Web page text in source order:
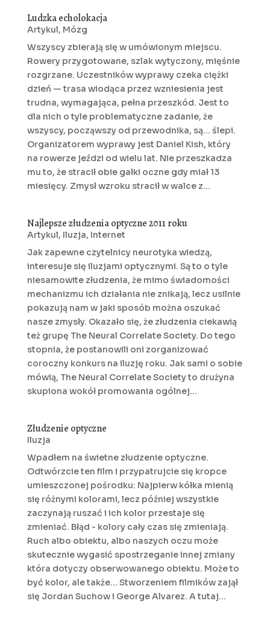
Ludzka echolokacja
Artykul, Mózg
Wszyscy zbierają się w umówionym miejscu.
Rowery przygotowane, szlak wytyczony, mięśnie
rozgrzane. Uczestników wyprawy czeka ciężki
dzień — trasa wiodąca przez wzniesienia jest
trudna, wymagająca, pełna przeszkód. Jest to
dla nich o tyle problematyczne zadanie, że
wszyscy, począwszy od przewodnika, są... ślepi.
Organizatorem wyprawy jest Daniel Kish, który
na rowerze jeździ od wielu lat. Nie przeszkadza
mu to, że stracił obie gałki oczne gdy miał 13
miesięcy. Zmysł wzroku stracił w walce z...
Najlepsze złudzenia optyczne 2011 roku
Artykul, Iluzja, Internet
Jak zapewne czytelnicy neurotyka wiedzą,
interesuje się iluzjami optycznymi. Są to o tyle
niesamowite złudzenia, że mimo świadomości
mechanizmu ich działania nie znikają, lecz usilnie
pokazują nam w jaki sposób można oszukać
nasze zmysły. Okazało się, że złudzenia ciekawią
też grupę The Neural Correlate Society. Do tego
stopnia, że postanowili oni zorganizować
coroczny konkurs na iluzję roku. Jak sami o sobie
mówią, The Neural Correlate Society to drużyna
skupiona wokół promowania ogólnej...
Złudzenie optyczne
Iluzja
Wpadłem na świetne złudzenie optyczne.
Odtwórzcie ten film i przypatrujcie się kropce
umieszczonej pośrodku: Najpierw kółka mienią
się różnymi kolorami, lecz później wszystkie
zaczynają ruszać i ich kolor przestaje się
zmieniać. Błąd - kolory cały czas się zmieniają.
Ruch albo obiektu, albo naszych oczu może
skutecznie wygasić spostrzeganie innej zmiany
która dotyczy obserwowanego obiektu. Może to
być kolor, ale także... Stworzeniem filmików zajął
się Jordan Suchow i George Alvarez. A tutaj...